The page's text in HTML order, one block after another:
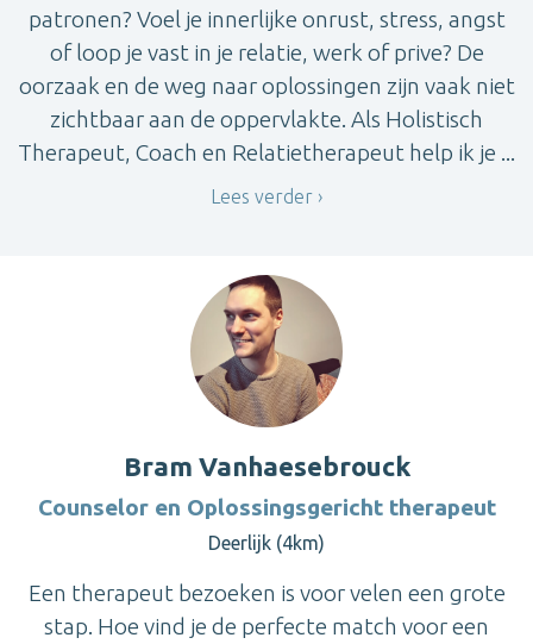
patronen? Voel je innerlijke onrust, stress, angst
of loop je vast in je relatie, werk of prive? De
oorzaak en de weg naar oplossingen zijn vaak niet
zichtbaar aan de oppervlakte. Als Holistisch
Therapeut, Coach en Relatietherapeut help ik je ...
Lees verder
Bram Vanhaesebrouck
Counselor en Oplossingsgericht therapeut
Deerlijk (4km)
Een therapeut bezoeken is voor velen een grote
stap. Hoe vind je de perfecte match voor een